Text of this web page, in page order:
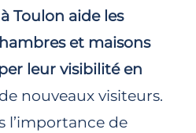
Toulon aide les
et maisons
leur visibilité en
nouveaux visiteurs.
l’importance de